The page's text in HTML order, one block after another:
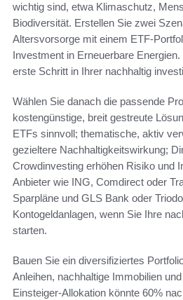
wichtig sind, etwa Klimaschutz,
Biodiversität. Erstellen Sie zwei
Altersvorsorge mit einem ETF-
Investment in Erneuerbare
erste Schritt in Ihrer nachhaltig
Wählen Sie danach die passende
kostengünstige, breit gestreute
ETFs sinnvoll; thematische, aktiv
gezieltere Nachhaltigkeitswirkung;
Crowdinvesting erhöhen Risiko und
Anbieter wie ING, Comdirect oder
Sparpläne und GLS Bank oder
Kontogeldanlagen, wenn Sie Ihre
starten.
Bauen Sie ein diversifiziertes
Anleihen, nachhaltige Immobilien
Einsteiger-Allokation könnte 60%